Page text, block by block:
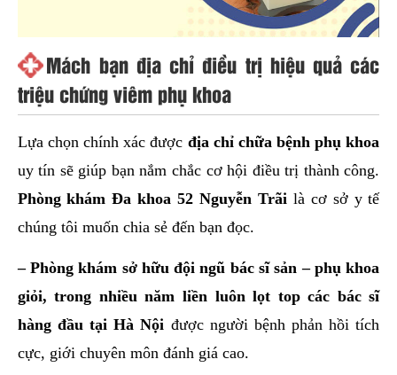
Mách bạn địa chỉ điều trị hiệu quả các
triệu chứng viêm phụ khoa
Lựa chọn chính xác được địa chỉ chữa bệnh phụ khoa
uy tín sẽ giúp bạn nắm chắc cơ hội điều trị thành công.
Phòng khám Đa khoa 52 Nguyễn Trãilà cơ sở y tế
chúng tôi muốn chia sẻ đến bạn đọc.
– Phòng khám sở hữu đội ngũ bác sĩ sản – phụ khoa
giỏi, trong nhiều năm liền luôn lọt top các bác sĩ
hàng đầu tại Hà Nội được người bệnh phản hồi tích
cực, giới chuyên môn đánh giá cao.